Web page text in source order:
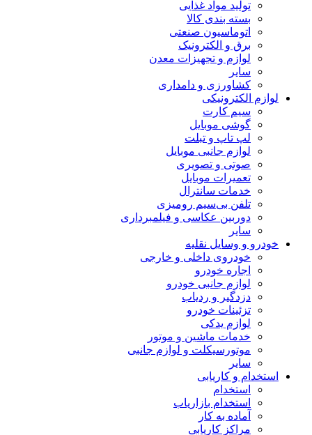
تولید مواد غذایی
بسته بندی کالا
اتوماسیون صنعتی
برق و الکترونیک
لوازم و تجهیزات معدن
سایر
کشاورزی و دامداری
لوازم الکترونیکی
سیم کارت
گوشی موبایل
لپ تاپ و تبلت
لوازم جانبی موبایل
صوتی و تصویری
تعمیرات موبایل
خدمات سانترال
تلفن بی‌سیم رومیزی
دوربین عکاسی و فیلمبرداری
سایر
خودرو و وسایل نقلیه
خودروی داخلی و خارجی
اجاره خودرو
لوازم جانبی خودرو
دزدگیر و ردیاب
تزئینات خودرو
لوازم یدکی
خدمات ماشین و موتور
موتورسیکلت و لوازم جانبی
سایر
استخدام و کاریابی
استخدام
استخدام بازاریاب
آماده به کار
مراکز کاریابی